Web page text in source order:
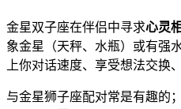
金星双子座在伴侣中寻求心灵
象金星（天秤、水瓶）或有
上你对话速度、享受想法交换
与金星狮子座配对常是有趣的